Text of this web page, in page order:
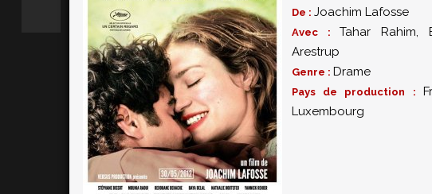
De : Joachim Lafosse
Avec : Tahar Rahim,
Arestrup
Genre : Drame
Pays de production :
Luxembourg